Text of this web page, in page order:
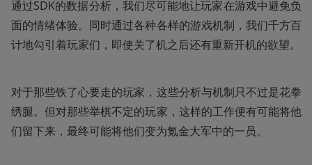
通过SDK的数据分析，我们尽可能地让玩家在游戏中避免负
面的情绪体验。同时通过各种各样的游戏机制，我们千方百
计地勾引着玩家们，即使关了机之后还有重新开机的欲望。
对于那些铁了心要走的玩家，这些分析与机制只不过是花拳
绣腿。但对那些举棋不定的玩家，这样的工作便有可能将他
们留下来，最终可能将他们变为氪金大军中的一员。